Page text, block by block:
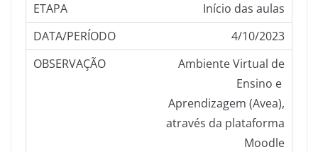
Início das aulas
4/10/2023
Ambiente Virtual de
Ensino e
Aprendizagem (Avea),
através da plataforma
Moodle